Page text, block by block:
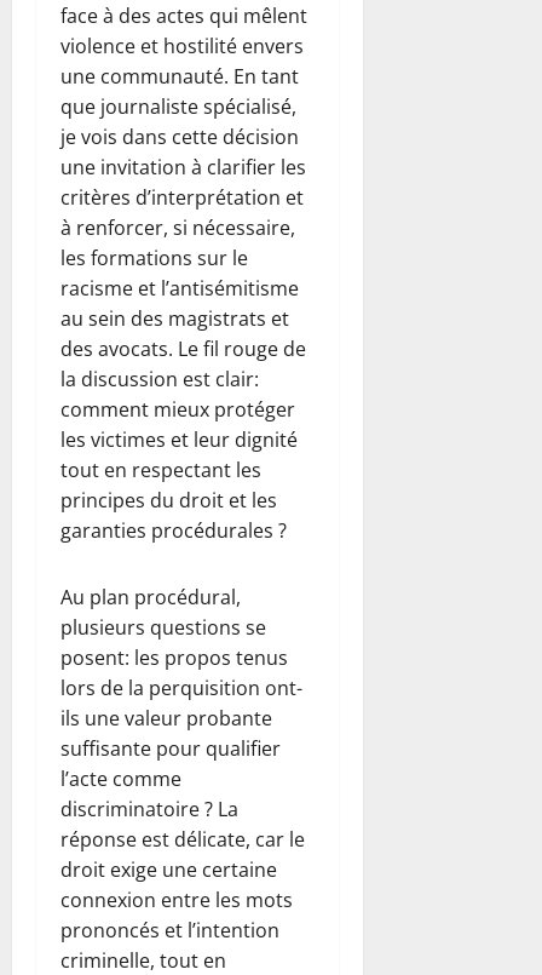
face à des actes qui mêlent
violence et hostilité envers
une communauté. En tant
que journaliste spécialisé,
je vois dans cette décision
une invitation à clarifier les
critères d’interprétation et
à renforcer, si nécessaire,
les formations sur le
racisme et l’antisémitisme
au sein des magistrats et
des avocats. Le fil rouge de
la discussion est clair:
comment mieux protéger
les victimes et leur dignité
tout en respectant les
principes du droit et les
garanties procédurales ?
Au plan procédural,
plusieurs questions se
posent: les propos tenus
lors de la perquisition ont-
ils une valeur probante
suffisante pour qualifier
l’acte comme
discriminatoire ? La
réponse est délicate, car le
droit exige une certaine
connexion entre les mots
prononcés et l’intention
criminelle, tout en